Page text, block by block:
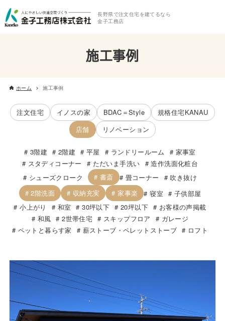
長野県で注文住宅を建てるなら
金子工務店
施工事例
ホーム 施工事例
注文住宅 イノスの家 BDAC＝Style
規格住宅KANAU
店舗
リノベーション
3階建 2階建 平屋 ランドリールーム
家事室
スタディコーナー
ただいま手洗い
造作洗面化粧台
シューズクローク
書斎 畳コーナー
吹き抜け
2階洗面
収納充実 家事楽 寝室
子供部屋
小上がり
和室 30坪以下 20坪以下
お客様の声掲載
和風
2世帯住宅 スキップフロア
ガレージ
ペットと暮らす家
薪ストーブ・ペレットストーブ ロフト